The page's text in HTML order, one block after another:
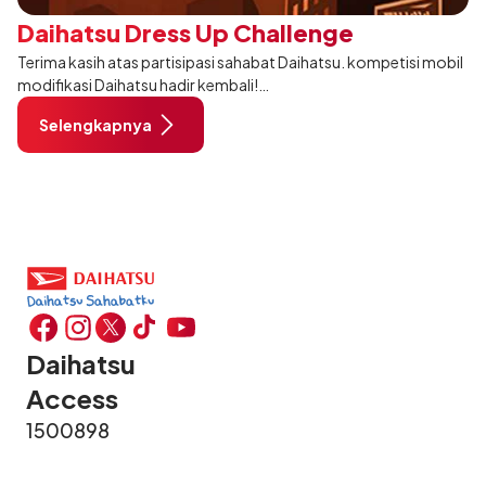
Daihatsu Dress Up Challenge
Terima kasih atas partisipasi sahabat Daihatsu. kompetisi mobil
modifikasi Daihatsu hadir kembali!
Tapi ada yang beda dari Daihatsu Dress Up Challenge tahun ini,
karena event yang paling di
Selengkapnya
Daihatsu
Access
1500898